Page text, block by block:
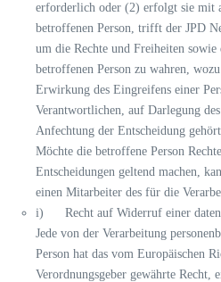
erforderlich oder (2) erfolgt sie mit
betroffenen Person, trifft der JPD
um die Rechte und Freiheiten sowie
betroffenen Person zu wahren,
Erwirkung des Eingreifens einer
Verantwortlichen, auf Darlegung
Anfechtung der Entscheidung
Möchte die betroffene Person
Entscheidungen geltend machen,
einen Mitarbeiter des für die
i) Recht auf Widerruf einer
Jede von der Verarbeitung
Person hat das vom Europäischen
Verordnungsgeber gewährte